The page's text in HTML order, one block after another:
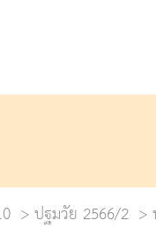
ปฐมวัย 2566/2